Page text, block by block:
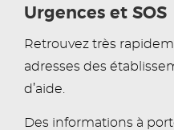
Urgences et SOS
Retrouvez très
adresses des
d’aide.
Des informations à